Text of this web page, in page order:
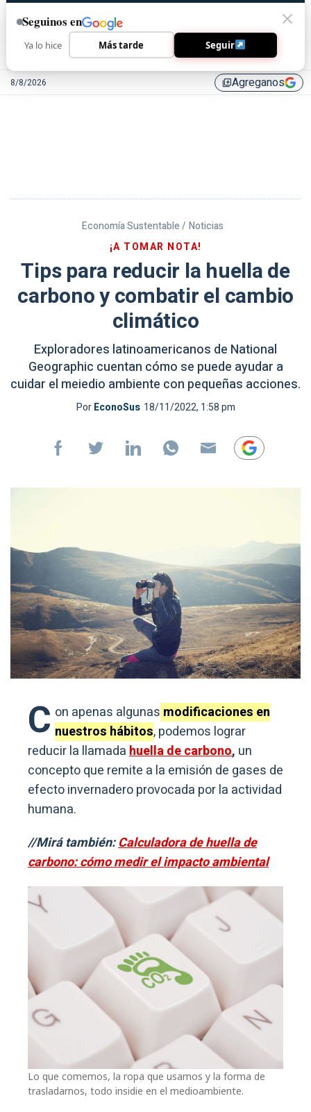
8/8/2026 library_addAgreganos
Economía Sustentable / Noticias
¡A TOMAR NOTA!
Tips para reducir la huella de
carbono y combatir el cambio
climático
Exploradores latinoamericanos de National
Geographic cuentan cómo se puede ayudar a
cuidar el meiedio ambiente con pequeñas acciones.
PorEconoSus 18/11/2022, 1:58 pm
C on apenas algunas modificaciones en
nuestros hábitos, podemos lograr
reducir la llamadahuella de carbono, un
concepto que remite a la emisión de gases de
efecto invernadero provocada por la actividad
humana.
//Mirá también:Calculadora de huella de
carbono: cómo medir el impacto ambiental
Lo que comemos, la ropa que usamos y la forma de
trasladarnos, todo insidie en el medioambiente.
Seguinos en
Ya lo hice Más tarde Seguir